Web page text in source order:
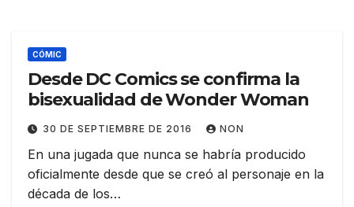
CÓMIC
Desde DC Comics se confirma la
bisexualidad de Wonder Woman
30 DE SEPTIEMBRE DE 2016 NON
En una jugada que nunca se habría producido
oficialmente desde que se creó al personaje en la
década de los…